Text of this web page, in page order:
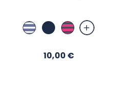
Indigo / Blanc
MarineFushia / Ombre
Prix
10,00 €